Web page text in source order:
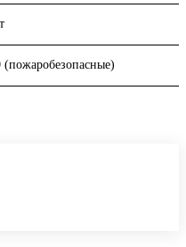
(пожаробезопасные)